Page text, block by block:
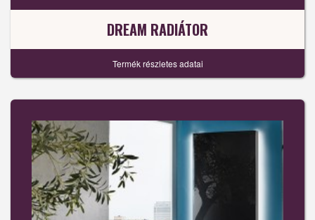
DREAM RADIÁTOR
Termék részletes adatai